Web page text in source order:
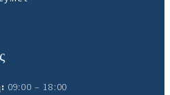
09:00 – 18:00